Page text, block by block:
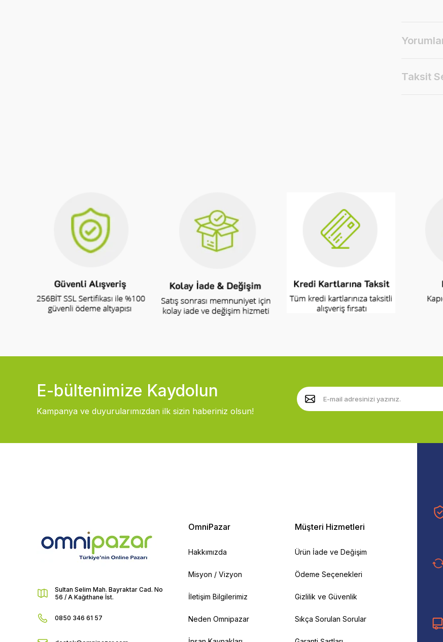
Taksit
E-bültenimize Kaydolun
Kampanya ve duyurularımızdan ilk sizin haberiniz olsun!
Sultan Selim Mah. Bayraktar Cad. No
56 / A Kağıthane İst.
0850 346 61 57
OmniPazar
Hakkımızda
Misyon / Vizyon
İletişim Bilgilerimiz
Neden Omnipazar
Müşteri Hizmetleri
Ürün İade ve Değişim
Ödeme Seçenekleri
Gizlilik ve Güvenlik
Sıkça Sorulan Sorular